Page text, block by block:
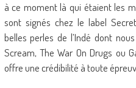
à ce moment là qui étaient les
sont signés chez le label
belles perles de l’Indé dont
Scream, The War On Drugs ou
offre une crédibilité à toute